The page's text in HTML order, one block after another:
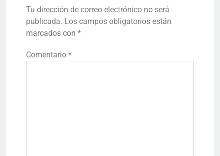
Tu dirección de correo electrónico no será
publicada. Los campos obligatorios están
marcados con *
Comentario *